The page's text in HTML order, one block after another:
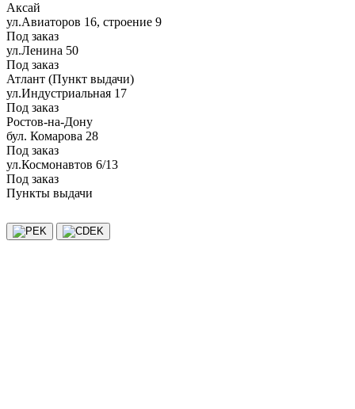
Аксай
ул.Авиаторов 16, строение 9
Под заказ
ул.Ленина 50
Под заказ
Атлант (Пункт выдачи)
ул.Индустриальная 17
Под заказ
Ростов-на-Дону
бул. Комарова 28
Под заказ
ул.Космонавтов 6/13
Под заказ
Пункты выдачи